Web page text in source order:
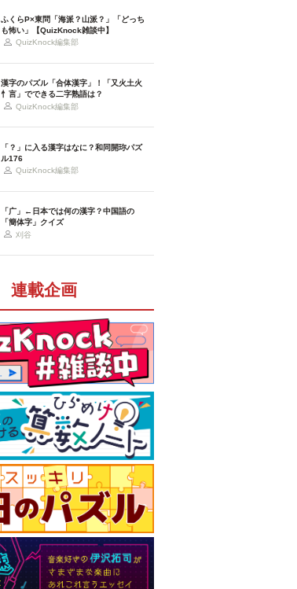
ふくらP×東問「海派？山派？」「どっち
も怖い」【QuizKnock雑談中】
QuizKnock編集部
漢字のパズル「合体漢字」！「又火土火
忄言」でできる二字熟語は？
QuizKnock編集部
「？」に入る漢字はなに？和同開珎パズ
ル176
QuizKnock編集部
「广」←日本では何の漢字？中国語の
「簡体字」クイズ
刈谷
連載企画